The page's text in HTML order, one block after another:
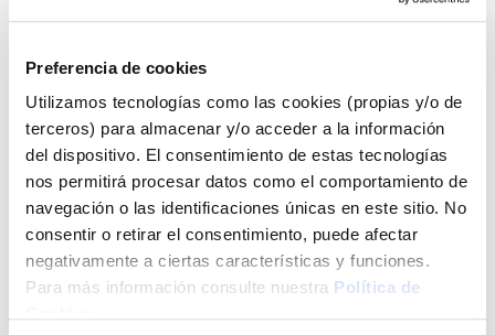
Preferencia de cookies
Utilizamos tecnologías como las cookies (propias y/o de
terceros) para almacenar y/o acceder a la información
del dispositivo. El consentimiento de estas tecnologías
nos permitirá procesar datos como el comportamiento de
navegación o las identificaciones únicas en este sitio. No
consentir o retirar el consentimiento, puede afectar
negativamente a ciertas características y funciones.
Para más información consulte nuestra Política de
Click&Collect - Recogida gratis
en nuestras tiendas
Envío a domicilio:
5 días hábiles
+ INFO